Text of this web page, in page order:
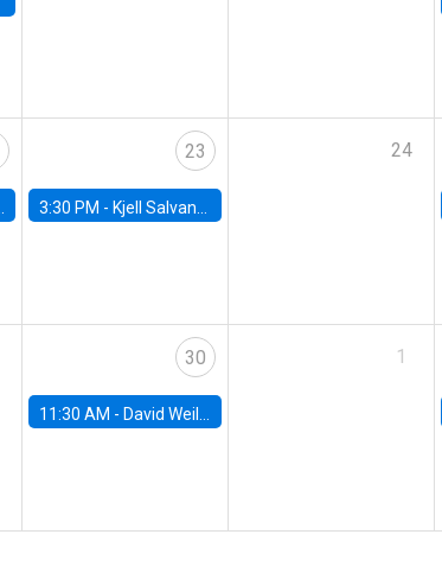
23
3:30 PM - Kjell Salvanes, Norwegian School of Economics
24
30
11:30 AM - David Weil, Brown University
1